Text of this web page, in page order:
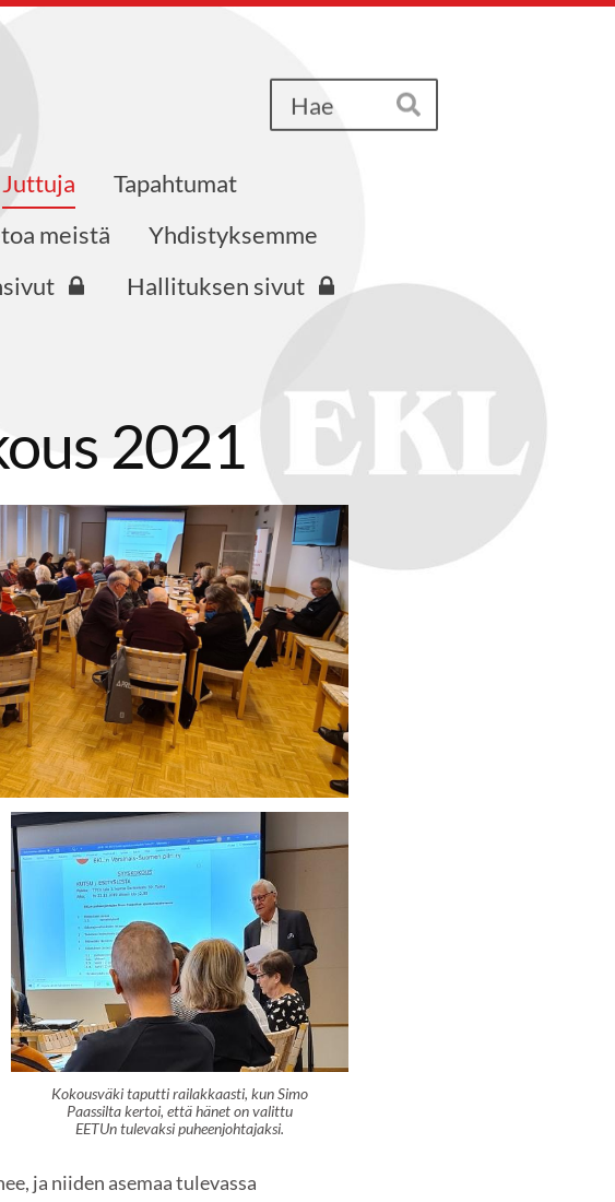
Hae
piiri ry
Juttuja
Tapahtumat
meistä
Yhdistyksemme
Hallituksen sivut
2021
Kokousväki taputti railakkaasti, kun Simo
Paassilta kertoi, että hänet on valittu
EETUn tulevaksi puheenjohtajaksi.
ja niiden asemaa tulevassa